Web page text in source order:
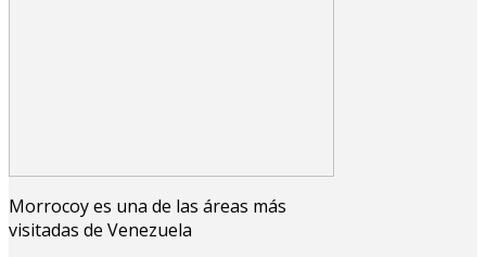
Morrocoy es una de las áreas más
visitadas de Venezuela